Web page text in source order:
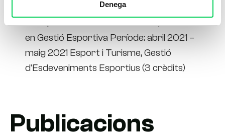
Denega
Universitat Ramon Llull, Facultat
Blanquerna Posició: Professora, Màster
en Gestió Esportiva Període: abril 2021 –
maig 2021 Esport i Turisme, Gestió
d'Esdeveniments Esportius (3 crèdits)
Publicacions